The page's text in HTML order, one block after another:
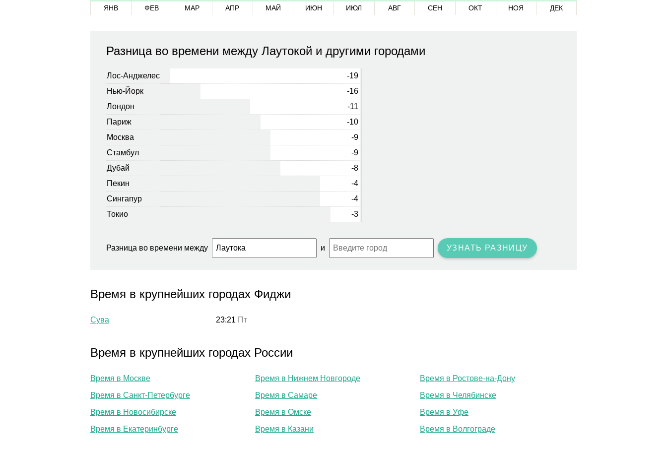
ЯНВ ФЕВ МАР АПР МАЙ ИЮН ИЮЛ АВГ СЕН ОКТ НОЯ ДЕК
Разница во времени между Лаутокой и другими городами
Лос-Анджелес
-19
Нью-Йорк
-16
Лондон
-11
Париж
-10
Москва
-9
Стамбул
-9
Дубай
-8
Пекин
-4
Сингапур
-4
Токио
-3
Разница во времени между и УЗНАТЬ РАЗНИЦУ
Время в крупнейших городах Фиджи
Сува 23:21 Пт
Время в крупнейших городах России
Время в Москве
Время в Санкт-Петербурге
Время в Новосибирске
Время в Екатеринбурге
Время в Нижнем Новгороде
Время в Самаре
Время в Омске
Время в Казани
Время в Ростове-на-Дону
Время в Челябинске
Время в Уфе
Время в Волгограде